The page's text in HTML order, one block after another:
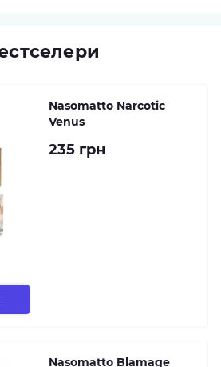
Nasomatto Narcotic
Venus
235 грн
Nasomatto Blamage